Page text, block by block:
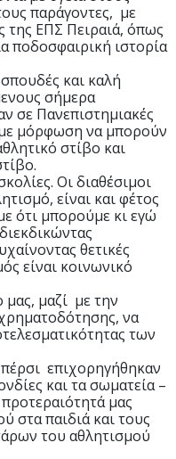
παράγοντες, με
της ΕΠΣ Πειραιά, όπως
ποδοσφαιρική ιστορία
και καλή
σήμερα
σε Πανεπιστημιακές
με μόρφωση να μπορούν
στίβο και
Οι διαθέσιμοι
είναι και φέτος
ότι μπορούμε κι εγώ
θετικές
είναι κοινωνικό
μαζί με την
να
των
επιχορηγήθηκαν
και τα σωματεία –
μας
στα παιδιά και τους
του αθλητισμού